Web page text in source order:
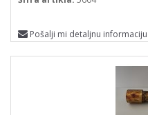
Pošalji mi detaljnu